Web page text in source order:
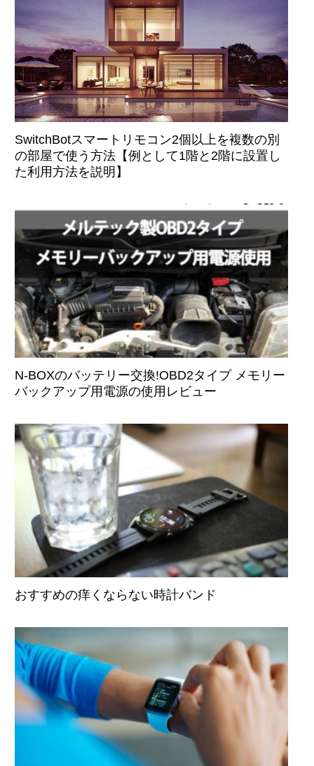
SwitchBotスマートリモコン2個以上を複数の別
の部屋で使う方法【例として1階と2階に設置し
た利用方法を説明】
N-BOXのバッテリー交換!OBD2タイプ メモリー
バックアップ用電源の使用レビュー
おすすめの痒くならない時計バンド